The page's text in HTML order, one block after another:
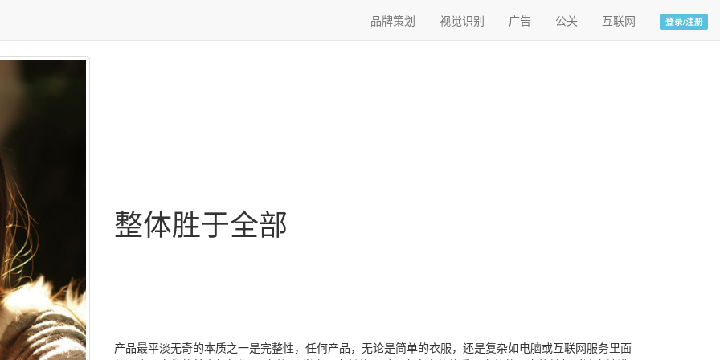
品牌策划 视觉识别 广告 公关 互联网 登录/注册
整体胜于全部
产品最平淡无奇的本质之一是完整性，任何产品，无论是简单的衣服，还是复杂如电脑或互联网服务里面